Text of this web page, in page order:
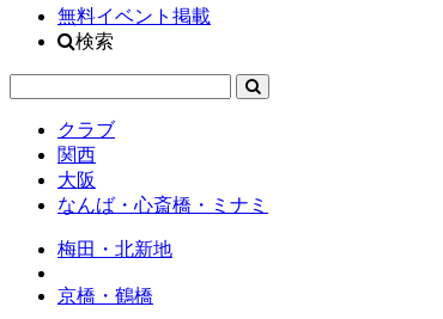
無料イベント掲載
検索
クラブ
関西
大阪
なんば・心斎橋・ミナミ
梅田・北新地
京橋・鶴橋